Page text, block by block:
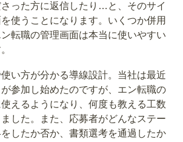
った方に返信したり…と、そのサイ
使うことになります。いくつか併用
転職の管理画面は本当に使いやすい
い方が分かる導線設計。当社は最近
参加し始めたのですが、エン転職の
えるようになり、何度も教える工数
した。また、応募者がどんなステー
したか否か、書類選考を通過したか